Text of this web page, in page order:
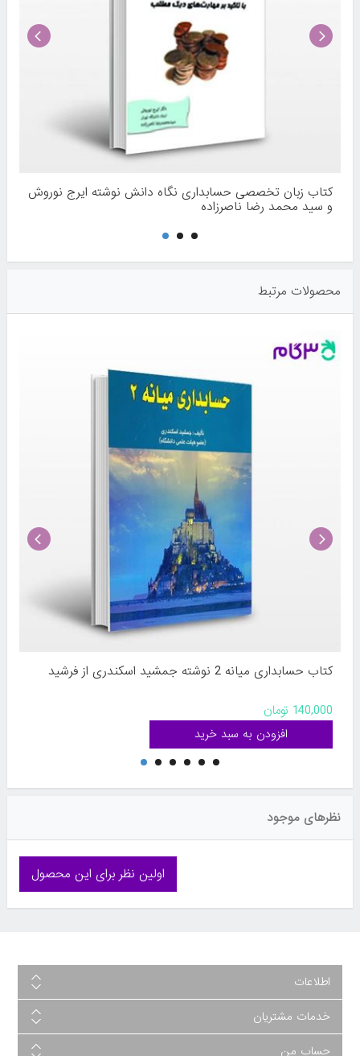
کتاب زبان تخصصی حسابداری نگاه دانش نوشته ایرج نوروش
و سید محمد رضا ناصرزاده
محصولات مرتبط
کتاب حسابداری میانه 2 نوشته جمشید اسکندری از فرشید
140,000 تومان
نظرهای موجود
اولین نظر برای این محصول
اطلاعات
خدمات مشتریان
حساب من